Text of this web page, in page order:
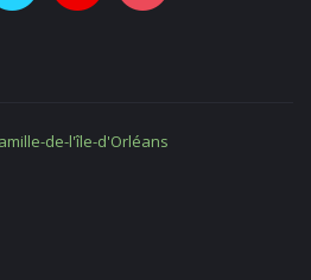
de-l'île-d'Orléans